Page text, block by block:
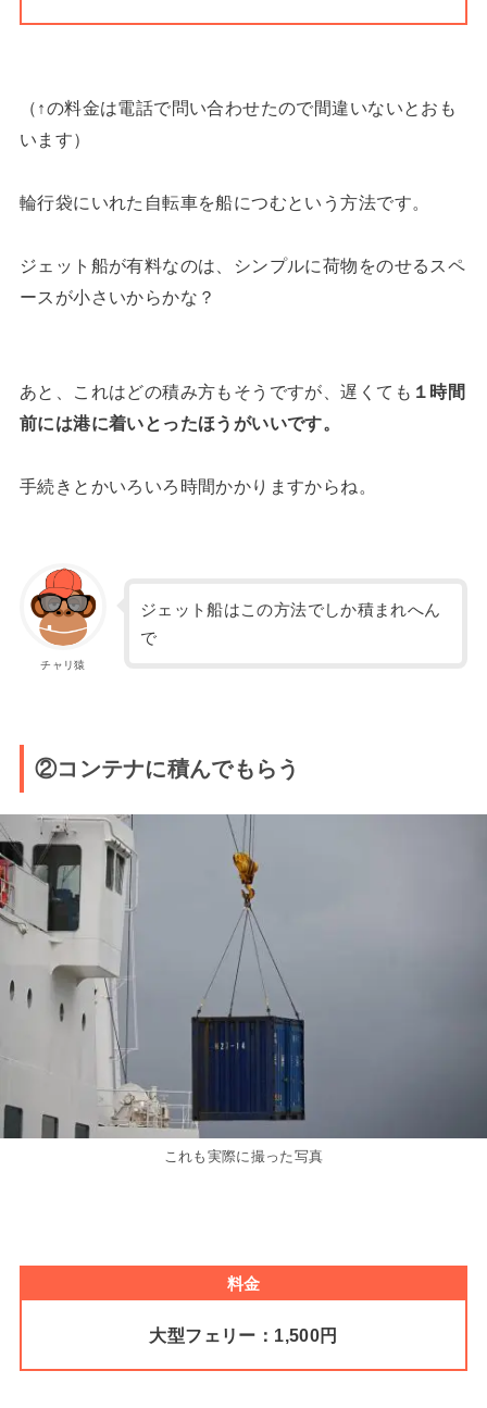
（↑の料金は電話で問い合わせたので間違いないとおも
います）
輪行袋にいれた自転車を船につむという方法です。
ジェット船が有料なのは、シンプルに荷物をのせるスペ
ースが小さいからかな？
あと、これはどの積み方もそうですが、遅くても １時間
前には港に着いとったほうがいいです。
手続きとかいろいろ時間かかりますからね。
チャリ猿
ジェット船はこの方法でしか積まれへん
で
②コンテナに積んでもらう
これも実際に撮った写真
料金
大型フェリー：1,500円